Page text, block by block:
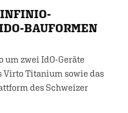
INFINIO-
BAUFORMEN
um zwei IdO-Geräte
Virto Titanium sowie das
des Schweizer